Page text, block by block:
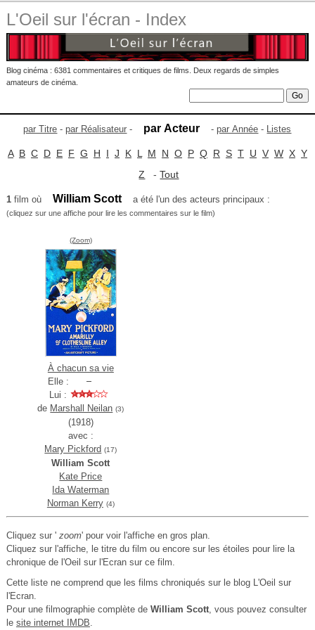
L'Oeil sur l'écran - Index
Blog cinéma : 6381 commentaires et critiques de films. Deux regards de simples
amateurs de cinéma.
par Titre -par Réalisateur - par Acteur -par Année - Listes
A B C D E F G H I J K L M N O P Q R S T U V W X Y
Z -Tout
1film où William Scott a été l'un des acteurs principaux :
(cliquez sur une affiche pour lire les commentaires sur le film)
(Zoom)
À chacun sa vie
Elle :
Lui :
de Marshall Neilan (3)
(1918)
avec :
Mary Pickford (17)
William Scott
Kate Price
Ida Waterman
Norman Kerry (4)
Cliquez sur ' zoom' pour voir l'affiche en gros plan.
Cliquez sur l'affiche, le titre du film ou encore sur les étoiles pour lire la
chronique de l'Oeil sur l'Ecran sur ce film.
Cette liste ne comprend que les films chroniqués sur le blog L'Oeil sur
l'Ecran.
Pour une filmographie complète de William Scott, vous pouvez consulter
le site internet IMDB.